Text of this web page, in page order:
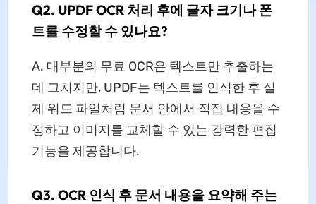
Q2. UPDF OCR 처리 후에 글자 크기나 폰
트를 수정할 수 있나요?
A. 대부분의 무료 OCR은 텍스트만 추출하는
데 그치지만, UPDF는 텍스트를 인식한 후 실
제 워드 파일처럼 문서 안에서 직접 내용을 수
정하고 이미지를 교체할 수 있는 강력한 편집
기능을 제공합니다.
Q3. OCR 인식 후 문서 내용을 요약해 주는